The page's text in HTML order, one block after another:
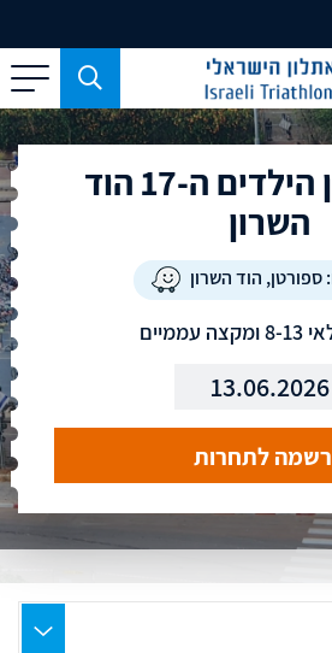
כפתור
משמש
עבור
מכשיריםטריאתלון הילדים ה-17 הוד
השרון
ספורטן, הוד השרון
עממיים
13.06.2026
לתחרות